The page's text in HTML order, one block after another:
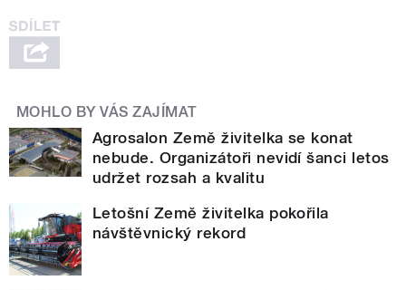
MOHLO BY VÁS ZAJÍMAT
Agrosalon Země živitelka se konat
nebude. Organizátoři nevidí šanci letos
udržet rozsah a kvalitu
Letošní Země živitelka pokořila
návštěvnický rekord